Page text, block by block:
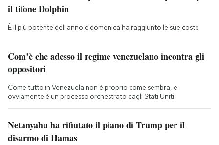
il tifone Dolphin
È il più potente dell'anno e domenica ha raggiunto le sue coste
Com’è che adesso il regime venezuelano incontra gli
oppositori
Come tutto in Venezuela non è proprio come sembra, e
ovviamente è un processo orchestrato dagli Stati Uniti
Netanyahu ha rifiutato il piano di Trump per il
disarmo di Hamas